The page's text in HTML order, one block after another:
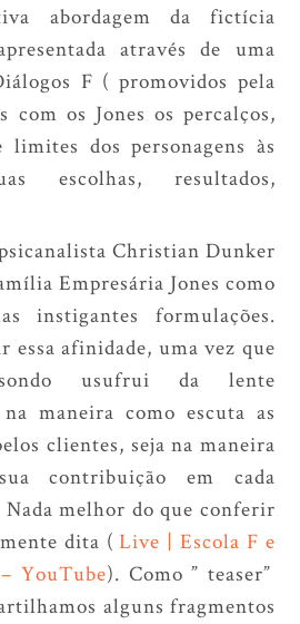
abordagem da fictícia
através de uma
F ( promovidos pela
os Jones os percalços,
limites dos personagens às
escolhas, resultados,
Christian Dunker
Empresária Jones como
instigantes formulações.
essa afinidade, uma vez que
usufrui da lente
maneira como escuta as
clientes, seja na maneira
contribuição em cada
melhor do que conferir
dita (Live | Escola F e
YouTube). Como ” teaser”
alguns fragmentos